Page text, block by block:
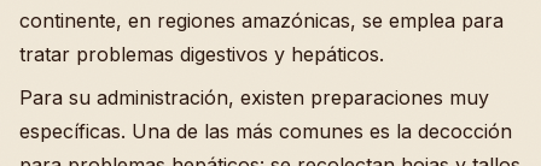
continente, en regiones amazónicas, se emplea para
tratar problemas digestivos y hepáticos.
Para su administración, existen preparaciones muy
específicas. Una de las más comunes es la decocción